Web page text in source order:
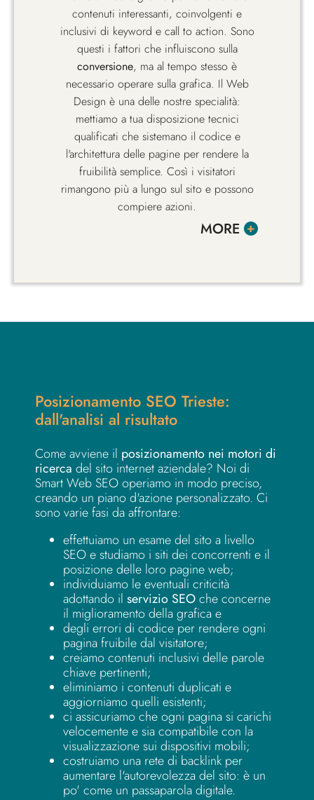
contenuti interessanti, coinvolgenti e
inclusivi di keyword e call to action. Sono
questi i fattori che influiscono sulla
conversione, ma al tempo stesso è
necessario operare sulla grafica. Il Web
Design è una delle nostre specialità:
mettiamo a tua disposizione tecnici
qualificati che sistemano il codice e
l'architettura delle pagine per rendere la
fruibilità semplice. Così i visitatori
rimangono più a lungo sul sito e possono
compiere azioni.
MORE
Posizionamento SEO Trieste:
dall'analisi al risultato
Come avviene il posizionamento nei motori di
ricerca del sito internet aziendale? Noi di
Smart Web SEO operiamo in modo preciso,
creando un piano d'azione personalizzato. Ci
sono varie fasi da affrontare:
effettuiamo un esame del sito a livello
SEO e studiamo i siti dei concorrenti e il
posizione delle loro pagine web;
individuiamo le eventuali criticità
adottando il servizio SEOche concerne
il miglioramento della grafica e
degli errori di codice per rendere ogni
pagina fruibile dal visitatore;
creiamo contenuti inclusivi delle parole
chiave pertinenti;
eliminiamo i contenuti duplicati e
aggiorniamo quelli esistenti;
ci assicuriamo che ogni pagina si carichi
velocemente e sia compatibile con la
visualizzazione sui dispositivi mobili;
costruiamo una rete di backlink per
aumentare l'autorevolezza del sito: è un
po' come un passaparola digitale.